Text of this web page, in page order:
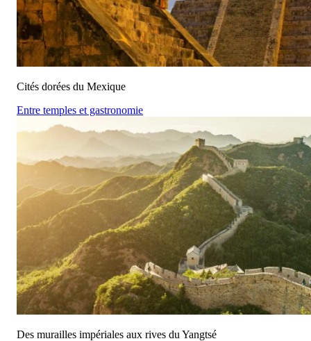
Cités dorées du Mexique
Entre temples et gastronomie
Des murailles impériales aux rives du Yangtsé